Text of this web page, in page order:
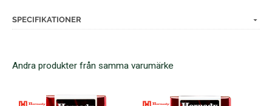
SPECIFIKATIONER
Andra produkter från samma varumärke